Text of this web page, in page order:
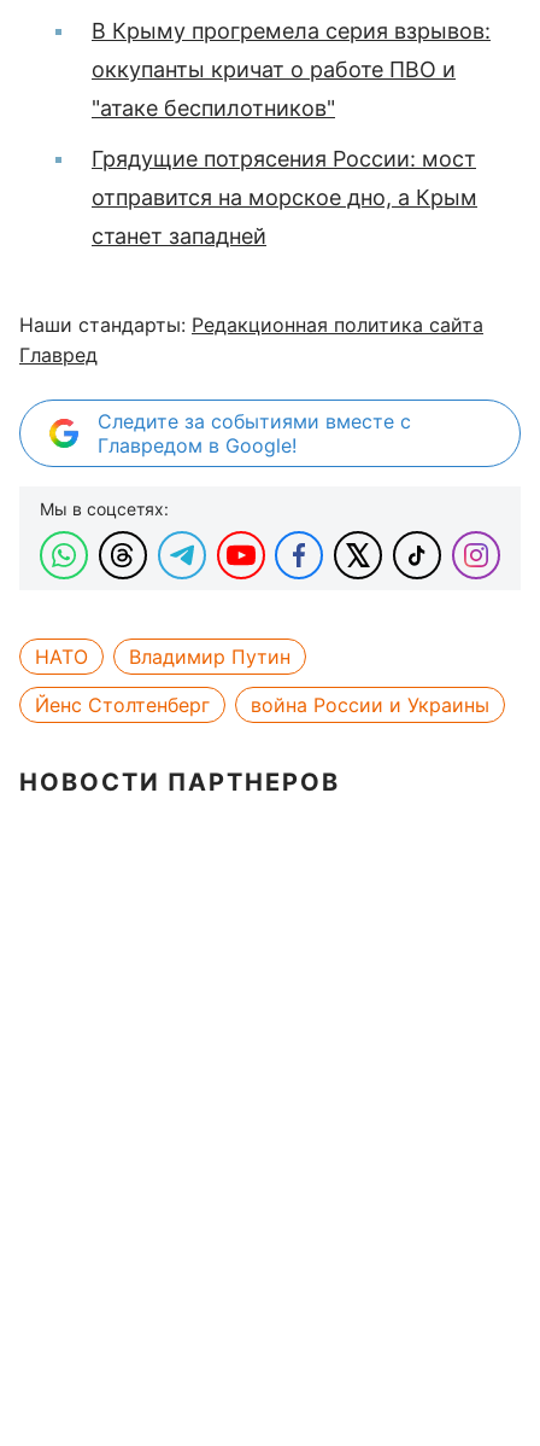
В Крыму прогремела серия взрывов:
оккупанты кричат о работе ПВО и
"атаке беспилотников"
Грядущие потрясения России: мост
отправится на морское дно, а Крым
станет западней
Наши стандарты: Редакционная политика сайта
Главред
Следите за событиями вместе с
Главредом в Google!
Мы в соцсетях:
НАТО
Владимир Путин
Йенс Столтенберг
война России и Украины
НОВОСТИ ПАРТНЕРОВ